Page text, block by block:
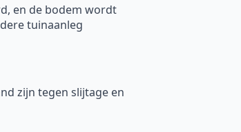
en de bodem wordt
tuinaanleg
zijn tegen slijtage en